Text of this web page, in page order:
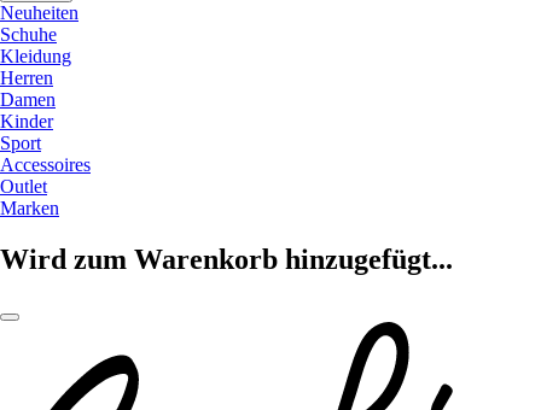
Neuheiten
Schuhe
Kleidung
Herren
Damen
Kinder
Sport
Accessoires
Outlet
Marken
Wird zum Warenkorb hinzugefügt...